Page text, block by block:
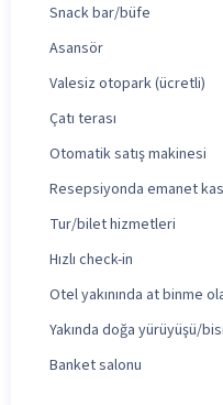
Snack bar/büfe
Asansör
Valesiz otopark (ücretli)
Çatı terası
Otomatik satış makinesi
Resepsiyonda emanet
Tur/bilet hizmetleri
Hızlı check-in
Otel yakınında at binme
Yakında doğa yürüyüşü/
Banket salonu